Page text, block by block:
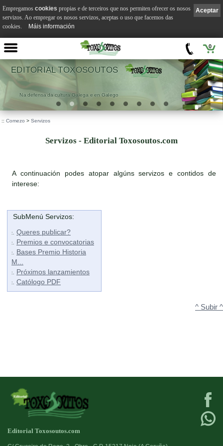
0
EDITORIAL TOXOSOUTOS
Na defensa da cultura Galega e en Galego
:: Comezo > Servizos
Servizos - Editorial Toxosoutos.com
A continuación podes atopar algúns servizos e contidos de
interese:
SubMenú Servizos:
:. Queres publicar?
:. Premios e convocatorias
:.
Bases Premio Historia
M...
:. Próximos lanzamientos
:. Católogo PDF
^ Subir ^
Editorial Toxosoutos.com
Aceptar
Empregamos cookies propias e de terceiros que nos permiten ofrecer os nosos
servizos. Ao empregar os nosos servizos, aceptas o uso que facemos das
cookies.
Máis información